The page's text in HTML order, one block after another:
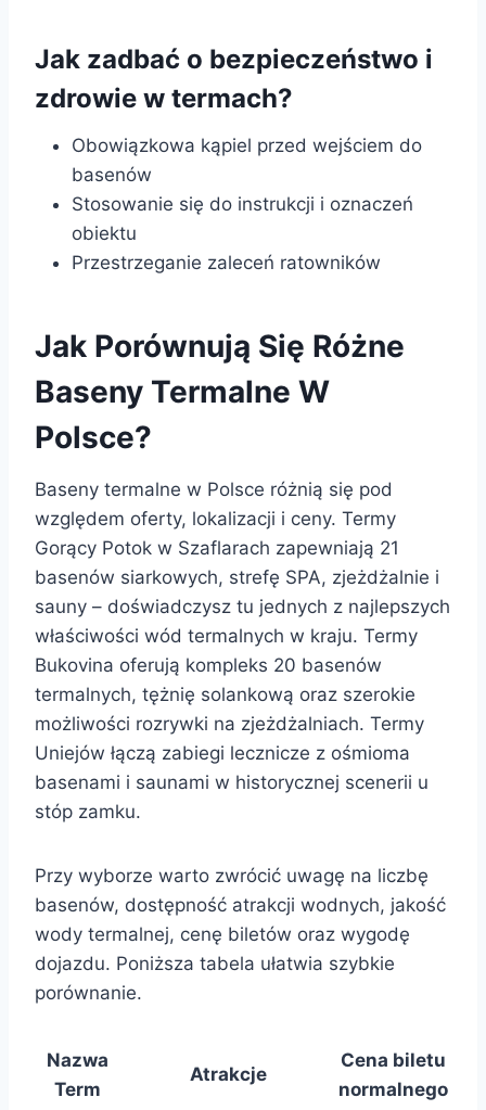
Jak zadbać o bezpieczeństwo i
zdrowie w termach?
Obowiązkowa kąpiel przed wejściem do
basenów
Stosowanie się do instrukcji i oznaczeń
obiektu
Przestrzeganie zaleceń ratowników
Jak Porównują Się Różne
Baseny Termalne W
Polsce?
Baseny termalne w Polsce różnią się pod
względem oferty, lokalizacji i ceny. Termy
Gorący Potok w Szaflarach zapewniają 21
basenów siarkowych, strefę SPA, zjeżdżalnie i
sauny – doświadczysz tu jednych z najlepszych
właściwości wód termalnych w kraju. Termy
Bukovina oferują kompleks 20 basenów
termalnych, tężnię solankową oraz szerokie
możliwości rozrywki na zjeżdżalniach. Termy
Uniejów łączą zabiegi lecznicze z ośmioma
basenami i saunami w historycznej scenerii u
stóp zamku.
Przy wyborze warto zwrócić uwagę na liczbę
basenów, dostępność atrakcji wodnych, jakość
wody termalnej, cenę biletów oraz wygodę
dojazdu. Poniższa tabela ułatwia szybkie
porównanie.
Nazwa
Term
Atrakcje
Cena biletu
normalnego